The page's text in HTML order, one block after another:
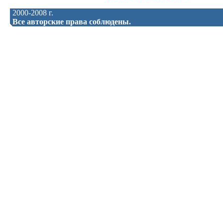
2000-2008 г.
Все авторские права соблюдены.